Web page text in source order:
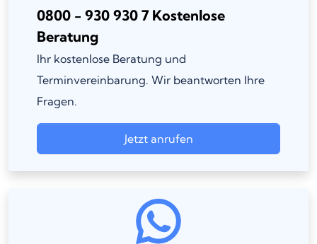
0800 - 930 930 7 Kostenlose
Beratung
Ihr kostenlose Beratung und
Terminvereinbarung. Wir beantworten Ihre
Fragen.
Jetzt anrufen